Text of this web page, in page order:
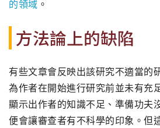
的領域 。
方法論上的缺陷
有些文章會反映出該研究不適當的
為作者在開始進行研究前並未有充
顯示出作者的知識不足、準備功夫
便會讓審查者有不科學的印象。但